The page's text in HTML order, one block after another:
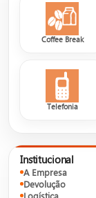
Coffee Break
Telefonia
Institucional
A Empresa
Devolução
Logística